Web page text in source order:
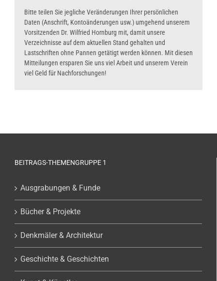
Bitte teilen Sie jegliche Veränderungen Ihrer persönlichen
Daten (Anschrift, Kontoänderungen usw.) umgehend unserem
Vorsitzenden Dr. Wilfried Hornburg mit, damit unsere
Verzeichnisse auf dem aktuellen Stand gehalten und
Lastschriften ohne Pannen getätigt werden können. Mit diesen
Mitteilungen ersparen Sie uns viel Arbeit und unserem Verein
viel Geld für Nachforschungen!
BEITRAGS-THEMENGRUPPE 1
Ausgrabungen & Funde
Bücher & Projekte
Denkmäler & Architektur
Geschichte & Geschichten